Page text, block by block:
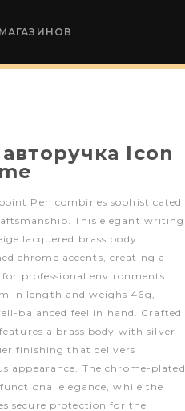
Icon
Pen combines sophisticated
This elegant writing
lacquered brass body
chrome accents, creating a
professional environments.
in length and weighs 46g,
balanced feel in hand. Crafted
a brass body with silver
finishing that delivers
appearance. The chrome-plated
elegance, while the
secure protection for the